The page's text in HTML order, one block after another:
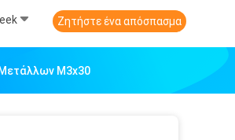
Ζητήστε ένα απόσπασμα
M3x30